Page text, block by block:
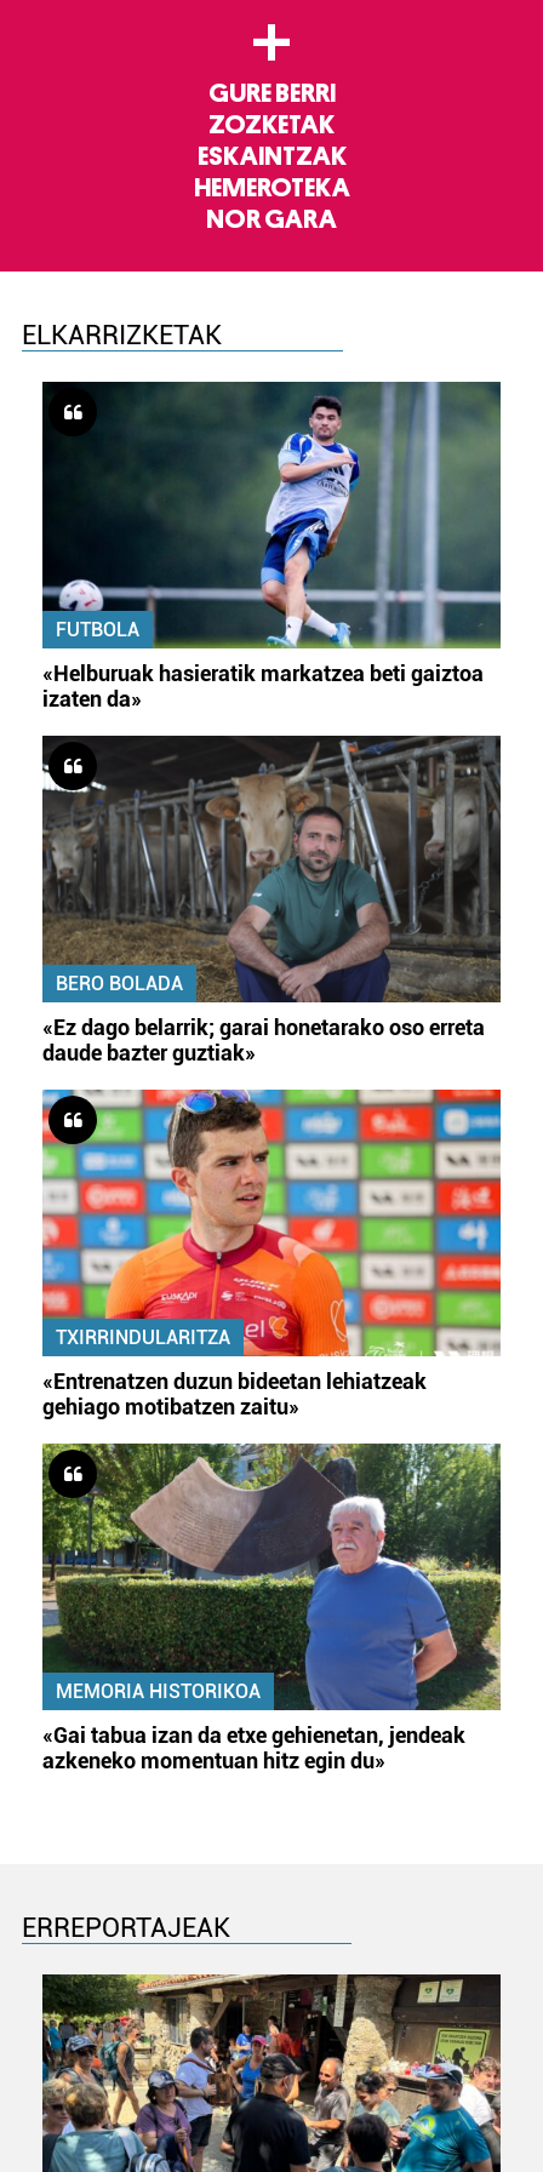
+
GURE BERRI
ZOZKETAK
ESKAINTZAK
HEMEROTEKA
NOR GARA
ELKARRIZKETAK
FUTBOLA
«Helburuak hasieratik markatzea beti gaiztoa
izaten da»
BERO BOLADA
«Ez dago belarrik; garai honetarako oso erreta
daude bazter guztiak»
TXIRRINDULARITZA
«Entrenatzen duzun bideetan lehiatzeak
gehiago motibatzen zaitu»
MEMORIA HISTORIKOA
«Gai tabua izan da etxe gehienetan, jendeak
azkeneko momentuan hitz egin du»
ERREPORTAJEAK